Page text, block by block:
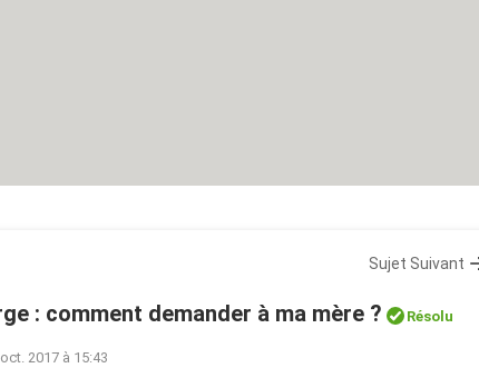
Sujet Suivant
: comment demander à ma mère ? Résolu
2017 à 15:43